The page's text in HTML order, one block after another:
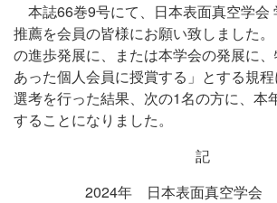
本誌66巻9号にて、日本表面真空学会
推薦を会員の皆様にお願い致しました
の進歩発展に、または本学会の発展に
あった個人会員に授賞する」とする規
選考を行った結果、次の1名の方に、本
することになりました。
記
2024年 日本表面真空学会